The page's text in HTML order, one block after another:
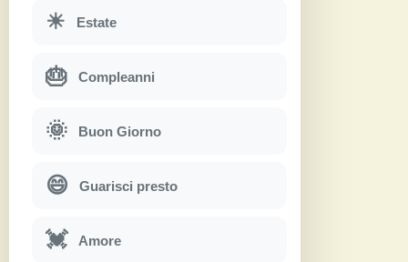
☀ Estate
🎂 Compleanni
🌞 Buon Giorno
😄 Guarisci presto
💓 Amore